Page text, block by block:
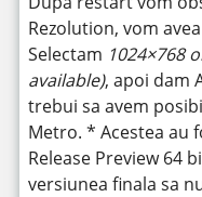
Rezolution, vom
Selectam 1024×768
available), apoi dam
trebui sa avem
Metro. * Acestea au
Release Preview 64
versiunea finala sa